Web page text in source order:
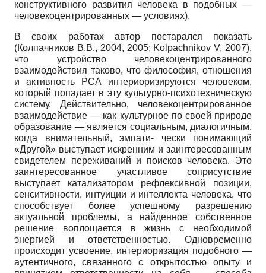
конструктивного развития человека в подобных —
человекоцентриро­ванных — условиях).
В своих работах автор постарался показать
(Колпачников В.В., 2004, 2005; Kolpachnikov V, 2007),
что устройство человекоцентрированно­го
взаимодействия таково, что философия, отношения
и активность РСА интериоризируются человеком,
который попадает в эту культурно-психотехническую
систему. Действительно, человекоцентрирован­ное
взаимодействие — как культурное по своей природе
образование — является социальным, диалогичным,
когда внимательный, эмпати- чески понимающий
«Другой» выступает искренним и заинтересованным
свидетелем переживаний и поисков человека. Это
заинтересованное участливое соприсутствие
выступает катализатором рефлексивной позиции,
сенситивности, интуиции и интеллекта человека, что
способствует более успешному разрешению
актуальной проблемы, а найденное собственное
решение воплощается в жизнь с необходимой
энергией и ответственностью. Одновременно
происходит усвоение, интериоризация подобного —
аутентичного, связанного с открытостью опыту и